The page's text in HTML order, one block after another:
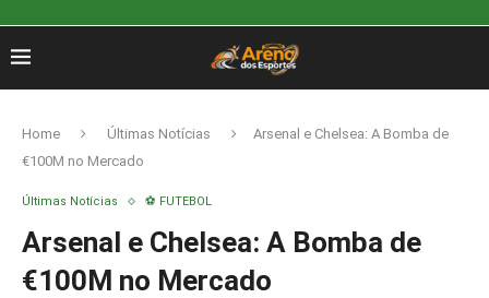
Home Últimas Notícias
Arsenal e Chelsea: A Bomba de
€100M no Mercado
Últimas Notícias ⚽ FUTEBOL
Arsenal e Chelsea: A Bomba de
€100M no Mercado